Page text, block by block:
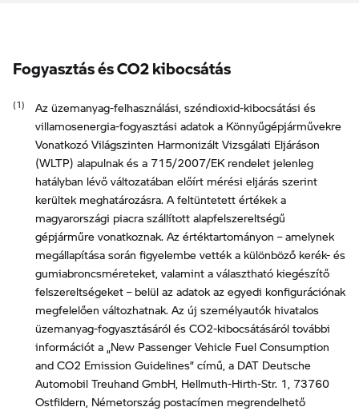
Fogyasztás és CO2 kibocsátás
Az üzemanyag-felhasználási, széndioxid-kibocsátási és
villamosenergia-fogyasztási adatok a Könnyűgépjárművekre
Vonatkozó Világszinten Harmonizált Vizsgálati Eljáráson
(WLTP) alapulnak és a 715/2007/EK rendelet jelenleg
hatályban lévő változatában előírt mérési eljárás szerint
kerültek meghatározásra. A feltüntetett értékek a
magyarországi piacra szállított alapfelszereltségű
gépjárműre vonatkoznak. Az értéktartományon – amelynek
megállapítása során figyelembe vették a különböző kerék- és
gumiabroncsméreteket, valamint a választható kiegészítő
felszereltségeket – belül az adatok az egyedi konfigurációnak
megfelelően változhatnak. Az új személyautók hivatalos
üzemanyag-fogyasztásáról és CO2-kibocsátásáról további
információt a „New Passenger Vehicle Fuel Consumption
and CO2 Emission Guidelines” című, a DAT Deutsche
Automobil Treuhand GmbH, Hellmuth-Hirth-Str. 1, 73760
Ostfildern, Németország postacímen megrendelhető